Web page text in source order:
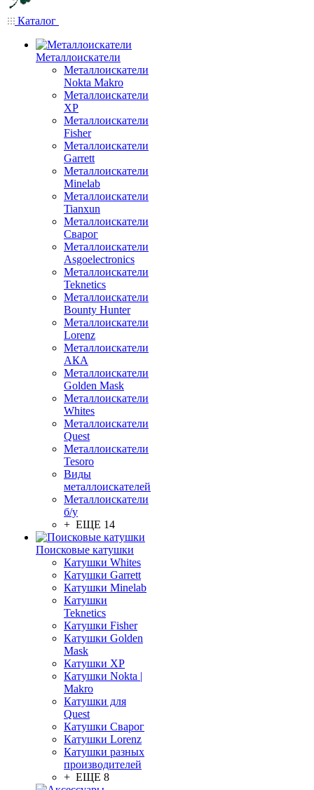
Каталог
Металлоискатели
Металлоискатели
Nokta Makro
Металлоискатели
XP
Металлоискатели
Fisher
Металлоискатели
Garrett
Металлоискатели
Minelab
Металлоискатели
Tianxun
Металлоискатели
Сварог
Металлоискатели
Asgoelectronics
Металлоискатели
Teknetics
Металлоискатели
Bounty Hunter
Металлоискатели
Lorenz
Металлоискатели
АКА
Металлоискатели
Golden Mask
Металлоискатели
Whites
Металлоискатели
Quest
Металлоискатели
Tesoro
Виды
металлоискателей
Металлоискатели
б/у
+ ЕЩЕ 14
Поисковые катушки
Катушки Whites
Катушки Garrett
Катушки Minelab
Катушки
Teknetics
Катушки Fisher
Катушки Golden
Mask
Катушки XP
Катушки Nokta |
Makro
Катушки для
Quest
Катушки Сварог
Катушки Lorenz
Катушки разных
производителей
+ ЕЩЕ 8